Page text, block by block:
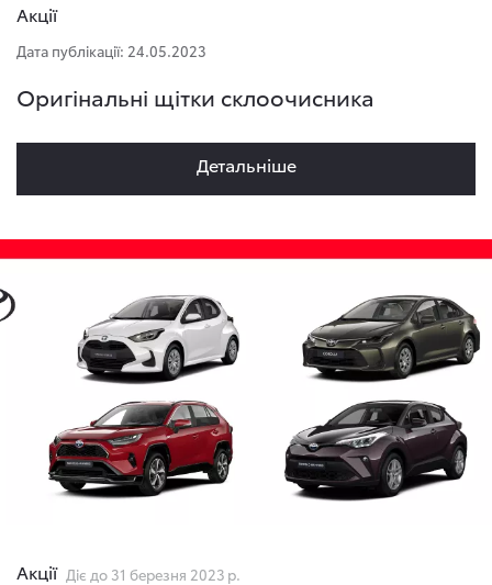
Акції
Дата публікації: 24.05.2023
Оригінальні щітки склоочисника
Детальнiше
Акції Діє до 31 березня 2023 р.